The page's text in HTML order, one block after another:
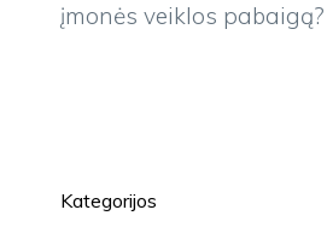
įmonės veiklos pabaigą?
Kategorijos